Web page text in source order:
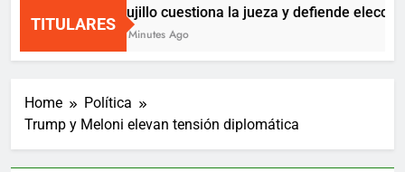
TITULARES
Trujillo cuestiona la jueza y defiende
12 Minutes Ago
Home
Política
Trump y Meloni elevan tensión diplomática